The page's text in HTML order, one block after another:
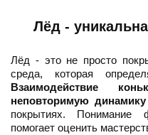
Лёд -
Лёд - это не просто
среда, которая
Взаимодействие
неповторимую
покрытиях. Понимание
помогает оценить